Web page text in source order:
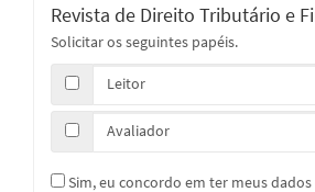
Revista de Direito Tributário e
Solicitar os seguintes papéis.
Leitor
Avaliador